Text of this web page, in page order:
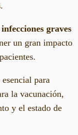
.
graves
un gran impacto
esencial para
la vacunación,
y el estado de